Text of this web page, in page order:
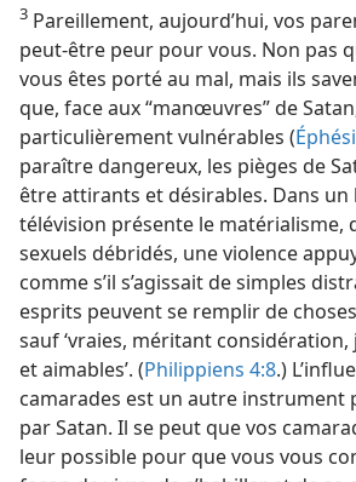
3 Pareillement, aujourd’hui, vos
peut-être peur pour vous. Non pas
vous êtes porté au mal, mais ils
que, face aux “manœuvres” de
particulièrement vulnérables (
paraître dangereux, les pièges de
être attirants et désirables. Dans un
télévision présente le matérialisme,
sexuels débridés, une violence
comme s’il s’agissait de simples
esprits peuvent se remplir de
sauf ‘vraies, méritant considération,
et aimables’. (Philippiens 4:8.)
camarades est un autre instrument
par Satan. Il se peut que vos
leur possible pour que vous vous